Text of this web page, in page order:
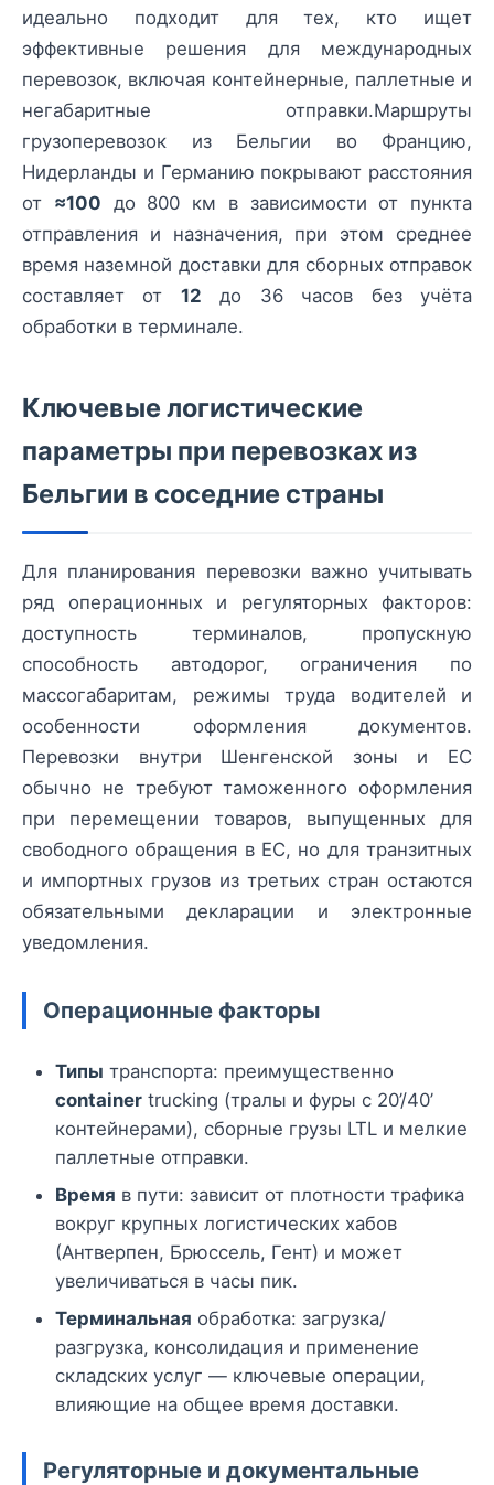
идеально подходит для тех, кто ищет
эффективные решения для международных
перевозок, включая контейнерные, паллетные и
негабаритные отправки.Маршруты
грузоперевозок из Бельгии во Францию,
Нидерланды и Германию покрывают расстояния
от ≈100 до 800 км в зависимости от пункта
отправления и назначения, при этом среднее
время наземной доставки для сборных отправок
составляет от 12 до 36 часов без учёта
обработки в терминале.
Ключевые логистические
параметры при перевозках из
Бельгии в соседние страны
Для планирования перевозки важно учитывать
ряд операционных и регуляторных факторов:
доступность терминалов, пропускную
способность автодорог, ограничения по
массогабаритам, режимы труда водителей и
особенности оформления документов.
Перевозки внутри Шенгенской зоны и ЕС
обычно не требуют таможенного оформления
при перемещении товаров, выпущенных для
свободного обращения в ЕС, но для транзитных
и импортных грузов из третьих стран остаются
обязательными декларации и электронные
уведомления.
Операционные факторы
Типы транспорта: преимущественно
container trucking (тралы и фуры с 20’/40’
контейнерами), сборные грузы LTL и мелкие
паллетные отправки.
Время в пути: зависит от плотности трафика
вокруг крупных логистических хабов
(Антверпен, Брюссель, Гент) и может
увеличиваться в часы пик.
Терминальная обработка: загрузка/
разгрузка, консолидация и применение
складских услуг — ключевые операции,
влияющие на общее время доставки.
Регуляторные и документальные